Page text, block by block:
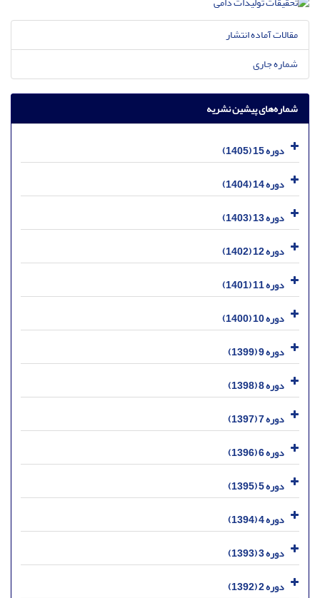
مقالات آماده انتشار
شماره جاری
شماره‌های پیشین نشریه
دوره 15 (1405)
دوره 14 (1404)
دوره 13 (1403)
دوره 12 (1402)
دوره 11 (1401)
دوره 10 (1400)
دوره 9 (1399)
دوره 8 (1398)
دوره 7 (1397)
دوره 6 (1396)
دوره 5 (1395)
دوره 4 (1394)
دوره 3 (1393)
دوره 2 (1392)